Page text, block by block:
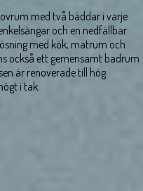
med två bäddar i varje
och en nedfällbar
med kök, matrum och
också ett gemensamt badrum
är renoverade till hög
i tak.